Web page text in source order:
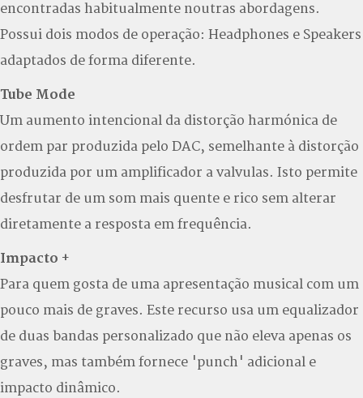
encontradas habitualmente noutras abordagens.
Possui dois modos de operação: Headphones e Speakers
adaptados de forma diferente.
Tube Mode
Um aumento intencional da distorção harmónica de
ordem par produzida pelo DAC, semelhante à distorção
produzida por um amplificador a valvulas. Isto permite
desfrutar de um som mais quente e rico sem alterar
diretamente a resposta em frequência.
Impacto +
Para quem gosta de uma apresentação musical com um
pouco mais de graves. Este recurso usa um equalizador
de duas bandas personalizado que não eleva apenas os
graves, mas também fornece 'punch' adicional e
impacto dinâmico.